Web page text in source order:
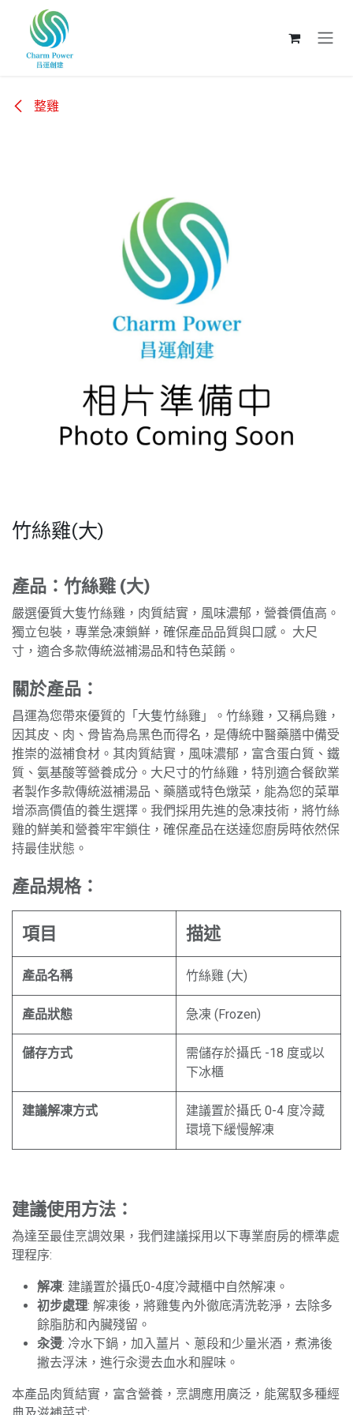
跳至內容
整雞
竹絲雞(大)
產品：竹絲雞 (大)
嚴選優質大隻竹絲雞，肉質結實，風味濃郁，營養價值高。
獨立包裝，專業急凍鎖鮮，確保產品品質與口感。 大尺
寸，適合多款傳統滋補湯品和特色菜餚。
關於產品：
昌運為您帶來優質的「大隻竹絲雞」。竹絲雞，又稱烏雞，
因其皮、肉、骨皆為烏黑色而得名，是傳統中醫藥膳中備受
推崇的滋補食材。其肉質結實，風味濃郁，富含蛋白質、鐵
質、氨基酸等營養成分。大尺寸的竹絲雞，特別適合餐飲業
者製作多款傳統滋補湯品、藥膳或特色燉菜，能為您的菜單
增添高價值的養生選擇。我們採用先進的急凍技術，將竹絲
雞的鮮美和營養牢牢鎖住，確保產品在送達您廚房時依然保
持最佳狀態。
產品規格：
項目 描述
產品名稱 竹絲雞 (大)
產品狀態 急凍 (Frozen)
儲存方式
需儲存於攝氏 -18 度或以
下冰櫃
建議解凍方式
建議置於攝氏 0-4 度冷藏
環境下緩慢解凍
建議使用方法：
為達至最佳烹調效果，我們建議採用以下專業廚房的標準處
理程序:
解凍: 建議置於攝氏0-4度冷藏櫃中自然解凍。
初步處理: 解凍後，將雞隻內外徹底清洗乾淨，去除多
餘脂肪和內臟殘留。
汆燙: 冷水下鍋，加入薑片、蔥段和少量米酒，煮沸後
撇去浮沫，進行汆燙去血水和腥味。
本產品肉質結實，富含營養，烹調應用廣泛，能駕馭多種經